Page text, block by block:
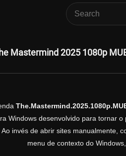
Mastermind 2025 1080p
Windows desenvolvido para tornar
invés de abrir sites manualmente,
menu de contexto do